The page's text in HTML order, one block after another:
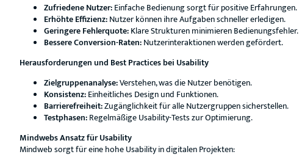
Zufriedene Nutzer:Einfache Bedienung sorgt für positive Erfahrungen.
Erhöhte Effizienz:Nutzer können ihre Aufgaben schneller erledigen.
Geringere Fehlerquote:Klare Strukturen minimieren Bedienungsfehler.
Bessere Conversion-Raten:Nutzerinteraktionen werden gefördert.
Herausforderungen und Best Practices bei Usability
Zielgruppenanalyse:Verstehen, was die Nutzer benötigen.
Konsistenz:Einheitliches Design und Funktionen.
Barrierefreiheit:Zugänglichkeit für alle Nutzergruppen sicherstellen.
Testphasen:Regelmäßige Usability-Tests zur Optimierung.
Mindwebs Ansatz für Usability
Mindweb sorgt für eine hohe Usability in digitalen Projekten: